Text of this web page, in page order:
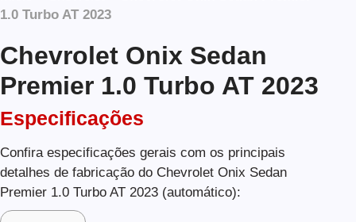
1.0 Turbo AT 2023
Chevrolet Onix Sedan
Premier 1.0 Turbo AT 2023
Especificações
Confira especificações gerais com os principais
detalhes de fabricação do Chevrolet Onix Sedan
Premier 1.0 Turbo AT 2023 (automático):